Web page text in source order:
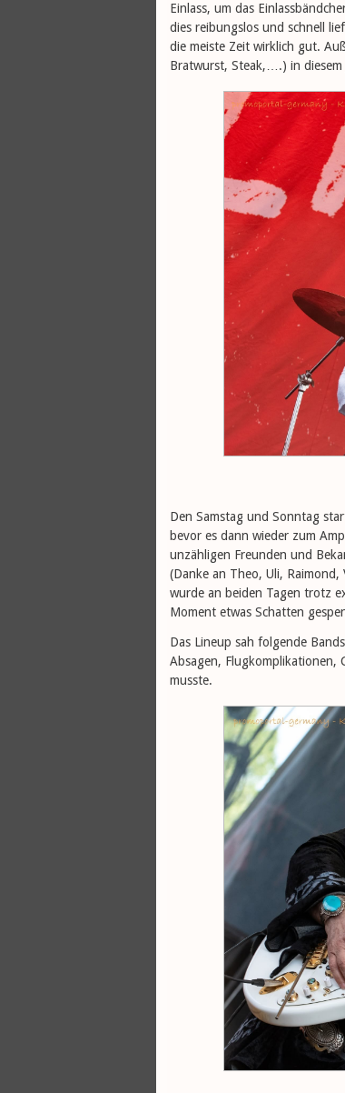
Einlass, um das
dies reibungslos und schnell
die meiste Zeit wirklich gut.
Bratwurst, Steak,….) in diesem
Den Samstag und Sonntag
bevor es dann wieder zum
unzähligen Freunden und
(Danke an Theo, Uli, Raimond,
wurde an beiden Tagen trotz
Moment etwas Schatten
Das Lineup sah folgende
Absagen, Flugkomplikationen,
musste.